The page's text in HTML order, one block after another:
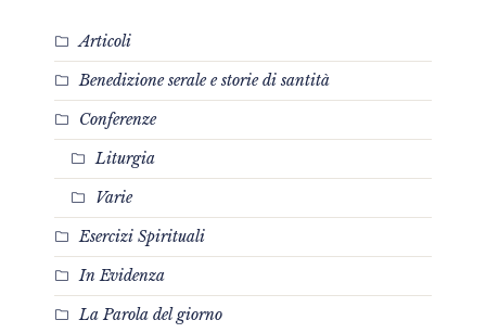
Articoli
Benedizione serale e storie di santità
Conferenze
Liturgia
Varie
Esercizi Spirituali
In Evidenza
La Parola del giorno